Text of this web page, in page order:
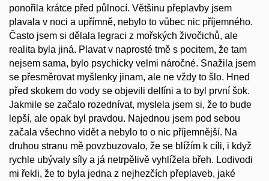
ponořila krátce před půlnocí. Většinu přeplavby jsem
plavala v noci a upřímně, nebylo to vůbec nic příjemného.
Často jsem si dělala legraci z mořských živočichů, ale
realita byla jiná. Plavat v naprosté tmě s pocitem, že tam
nejsem sama, bylo psychicky velmi náročné. Snažila jsem
se přesměrovat myšlenky jinam, ale ne vždy to šlo. Hned
před skokem do vody se objevili delfíni a to byl první šok.
Jakmile se začalo rozednívat, myslela jsem si, že to bude
lepší, ale opak byl pravdou. Najednou jsem pod sebou
začala všechno vidět a nebylo to o nic příjemnější. Na
druhou stranu mě povzbuzovalo, že se blížím k cíli, i když
rychle ubývaly síly a já netrpělivě vyhlížela břeh. Lodivodi
mi řekli, že to byla jedna z nejhezčích přeplaveb, jaké